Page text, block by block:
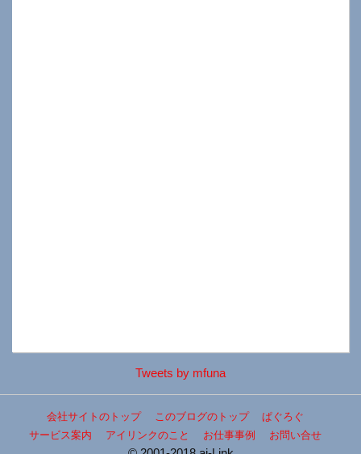
Tweets by mfuna
会社サイトのトップ このブログのトップ
ぱぐろぐ
サービス案内
アイリンクのこと お仕事事例 お問い合せ